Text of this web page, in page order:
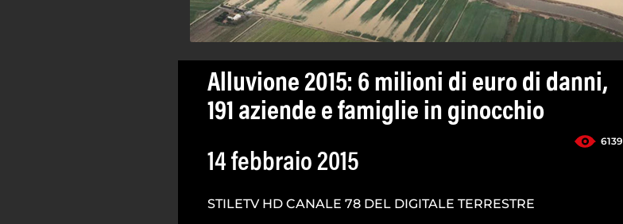
Alluvione 2015: 6 milioni di euro di danni,
191 aziende e famiglie in ginocchio
6139
14 febbraio 2015
STILETV HD CANALE 78 DEL DIGITALE TERRESTRE